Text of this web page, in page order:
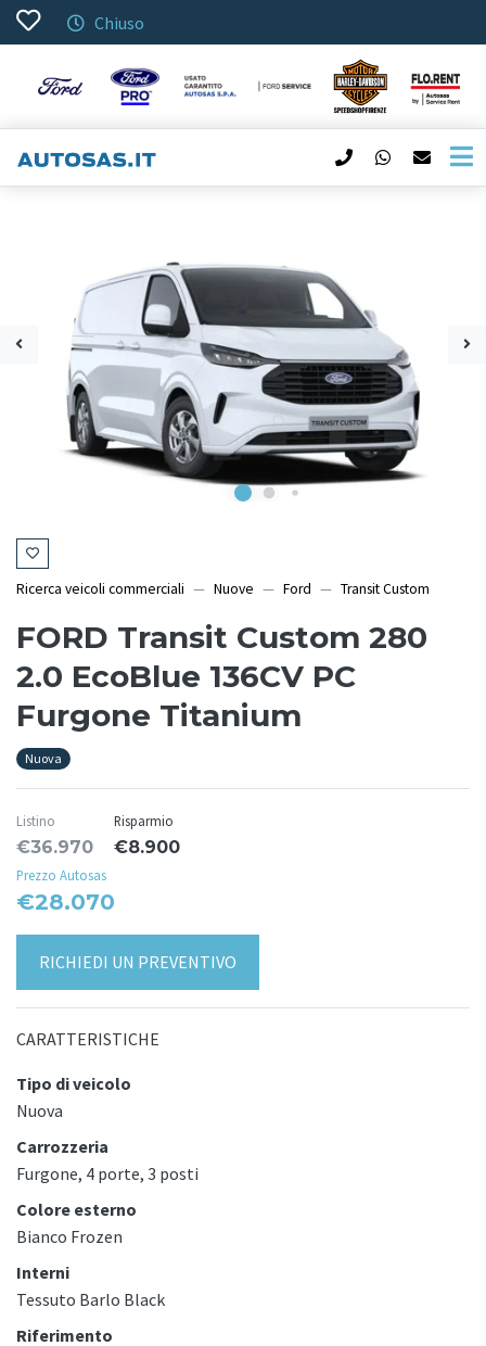
Chiuso
Ricerca veicoli commerciali Nuove Ford Transit Custom
FORD Transit Custom 280
2.0 EcoBlue 136CV PC
Furgone Titanium
Nuova
Listino
€36.970
Risparmio
€8.900
Prezzo Autosas
€28.070
RICHIEDI UN PREVENTIVO
CARATTERISTICHE
Tipo di veicolo
Nuova
Carrozzeria
Furgone, 4 porte, 3 posti
Colore esterno
Bianco Frozen
Interni
Tessuto Barlo Black
Riferimento